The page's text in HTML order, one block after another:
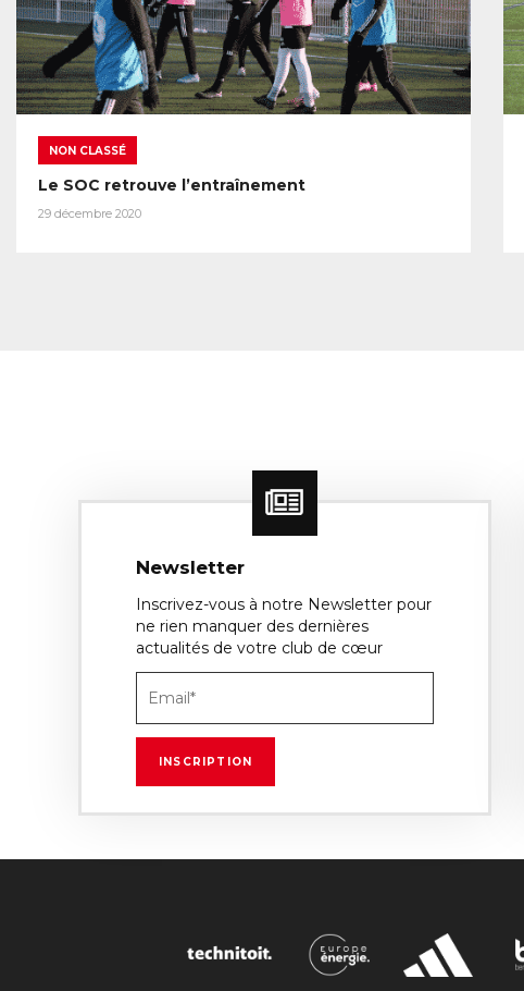
NON CLASSÉ
Le SOC retrouve l’entraînement
29 décembre 2020
Newsletter
Inscrivez-vous à notre Newsletter pour
ne rien manquer des dernières
actualités de votre club de cœur